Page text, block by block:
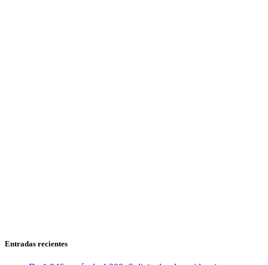
Entradas recientes